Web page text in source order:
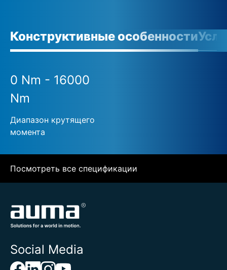
Конструктивные особенности
0 Nm - 16000
Nm
Диапазон крутящего
момента
Посмотреть все спецификации
Social Media